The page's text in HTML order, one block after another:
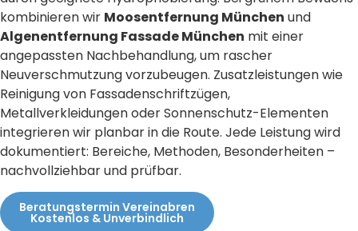
kombinieren wir Moosentfernung München und
Algenentfernung Fassade München mit einer
angepassten Nachbehandlung, um rascher
Neuverschmutzung vorzubeugen. Zusatzleistungen wie
Reinigung von Fassadenschriftzügen,
Metallverkleidungen oder Sonnenschutz-Elementen
integrieren wir planbar in die Route. Jede Leistung wird
dokumentiert: Bereiche, Methoden, Besonderheiten –
nachvollziehbar und prüfbar.
Beratungstermin Vereinabren
Kostenlos & Unverbindlich